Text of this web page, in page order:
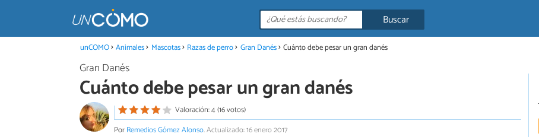
Buscar
unCOMO Animales Mascotas Razas de perro Gran Danés Cuánto debe pesar un gran danés
Gran Danés
Cuánto debe pesar un gran danés
Valoración: 4 (16 votos)
PorRemedios Gómez Alonso.Actualizado: 16 enero 2017